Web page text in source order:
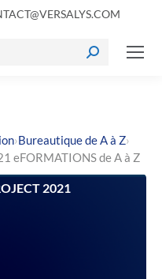
›Bureautique de A à Z›
eFORMATIONS de A à Z
2021